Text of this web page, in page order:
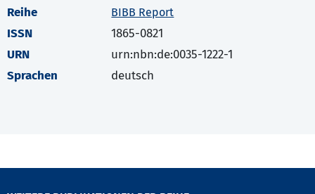
Reihe BIBB Report
ISSN
1865-0821
URN
urn:nbn:de:0035-1222-1
Sprachen
deutsch